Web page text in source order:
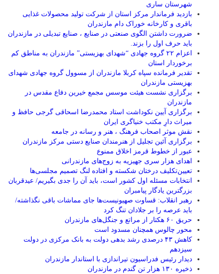
شهرستان ساری
بازدید فرماندار مرکز استان از شرکت تولید محصولات غذایی
باقری و کارخانه خوراک دام مازندران
ضرورت داشتن الگوی صنعتی در صنایع ، صنایع تبدیلی در مازندران
باید حرف اول را بزند.
اعزام ۲۲ گروه جهادی “شهدای بهزیستی” مازندران به مناطق کم
برخوردار استان
تقدیر فرمانده سپاه کربلا مازندران از مسوول گروه جهادی شهدای
بهزیستی مازندران
برگزاری نشست هیئت موسس مجمع خیرین دفاع مقدس در
مازندران
برگزاری آیین نکوداشت استاد محمدرضا اسحاقی گرجی حافظ و
میراث دارِ مکتب خنیاگری ایران
نقش موثر اصحاب فرهنگ ، هنر و رسانه در جامعه
برگزاری آئین تجلیل از هنرمندان صنایع دستی مرکز مازندران
عبور از خطوط قرمز اخلاق ممنوع
اهدای هزار سری جهیزیه به زوج‌های مازندرانی
تعیین‌تکلیف درختان شکسته و افتاده لنگ تصمیم مجلسی‌ها
انتخابات مسئله اول کشور است، باید آن را جدی بگیریم/ عیدقربان
بزرگترین یادگار پیامبران
رهبر انقلاب: قساوت صهیونیست‌ها جای مماشات باقی نگذاشته/
باید عرصه را بر جلادان تنگ کرد
حریق ۶۰ هکتار از مراتع و جنگل‌های مازندران
محور چالوس همچنان مسدود است
کاهش ۴۳ درصدی رشد بدهی دولت به بانک مرکزی در دولت
سیزدهم
دیدار رئیس فدراسیون تیراندازی با استاندار مازندران
ذخیره ۱۳۰ هزار تن گندم در مازندران